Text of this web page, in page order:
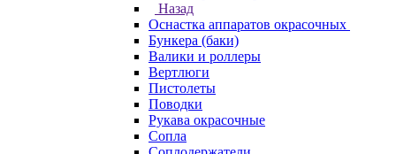
Назад
Оснастка аппаратов окрасочных
Бункера (баки)
Валики и роллеры
Вертлюги
Пистолеты
Поводки
Рукава окрасочные
Сопла